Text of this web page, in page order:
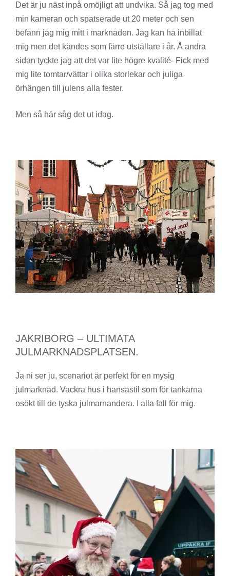
Det är ju näst inpå omöjligt att undvika. Så jag tog med
min kameran och spatserade ut 20 meter och sen
befann jag mig mitt i marknaden. Jag kan ha inbillat
mig men det kändes som färre utställare i år. Å andra
sidan tyckte jag att det var lite högre kvalité- Fick med
mig lite tomtar/vättar i olika storlekar och juliga
örhängen till julens alla fester.
Men så här såg det ut idag.
JAKRIBORG – ULTIMATA
JULMARKNADSPLATSEN.
Ja ni ser ju, scenariot är perfekt för en mysig
julmarknad. Vackra hus i hansastil som för tankarna
osökt till de tyska julmarnandera. I alla fall för mig.